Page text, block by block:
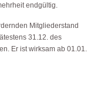
endgültig.
Mitgliederstand
31.12. des
Er ist wirksam ab 01.01.